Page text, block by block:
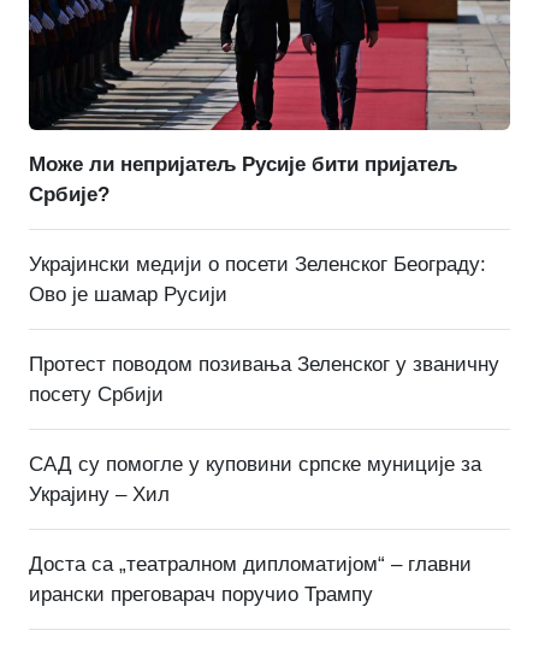
Може ли непријатељ Русије бити пријатељ
Србије?
Украјински медији о посети Зеленског Београду:
Ово је шамар Русији
Протест поводом позивања Зеленског у званичну
посету Србији
САД су помогле у куповини српске муниције за
Украјину – Хил
Доста са „театралном дипломатијом“ – главни
ирански преговарач поручио Трампу